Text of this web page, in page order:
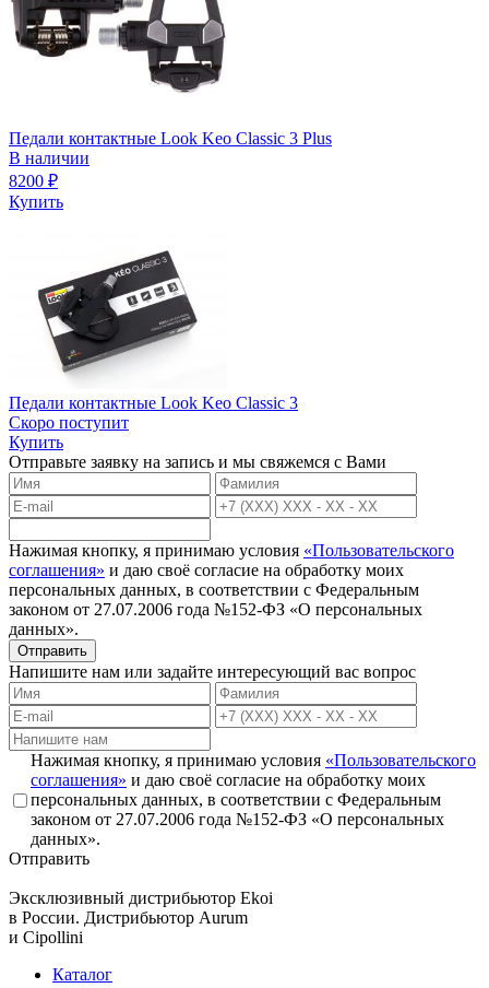
Педали контактные Look Keo Classic 3 Plus
В наличии
8200 ₽
Купить
Педали контактные Look Keo Classic 3
Скоро поступит
Купить
Отправьте заявку на запись и мы свяжемся с Вами
Нажимая кнопку, я принимаю условия «Пользовательского
соглашения» и даю своё согласие на обработку моих
персональных данных, в соответствии с Федеральным
законом от 27.07.2006 года №152-ФЗ «О персональных
данных».
Отправить
Напишите нам или задайте интересующий вас вопрос
Нажимая кнопку, я принимаю условия «Пользовательского
соглашения» и даю своё согласие на обработку моих
персональных данных, в соответствии с Федеральным
законом от 27.07.2006 года №152-ФЗ «О персональных
данных».
Отправить
Эксклюзивный дистрибьютор Ekoi
в России. Дистрибьютор Aurum
и Cipollini
Каталог